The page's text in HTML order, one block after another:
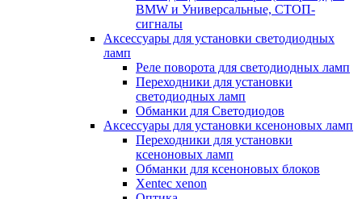
BMW и Универсальные, СТОП-
сигналы
Аксессуары для установки светодиодных
ламп
Реле поворота для светодиодных ламп
Переходники для установки
светодиодных ламп
Обманки для Светодиодов
Аксессуары для установки ксеноновых ламп
Переходники для установки
ксеноновых ламп
Обманки для ксеноновых блоков
Xentec xenon